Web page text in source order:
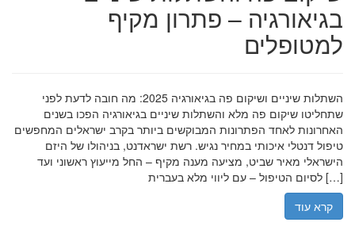
בגיאורגיה – פתרון מקיף
למטופלים
השתלות שיניים ושיקום פה בגיאורגיה 2025: מה חובה לדעת לפני
שתחליטו שיקום פה מלא והשתלות שיניים בגיאורגיה הפכו בשנים
האחרונות לאחד הפתרונות המבוקשים ביותר בקרב ישראלים המחפשים
טיפול דנטלי איכותי במחיר נגיש. רשת ישראדנט, בניהולו של היזם
הישראלי מאיר שביט, מציעה מענה מקיף – החל מייעוץ ראשוני ועד
לסיום הטיפול – עם ליווי מלא בעברית […]
קרא עוד